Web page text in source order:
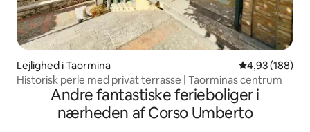
Lejlighed i Taormina 4,93 ud af 5 i
4,93 (188)
Historisk perle med privat terrasse | Taorminas centrum
Andre fantastiske ferieboliger i
nærheden af Corso Umberto